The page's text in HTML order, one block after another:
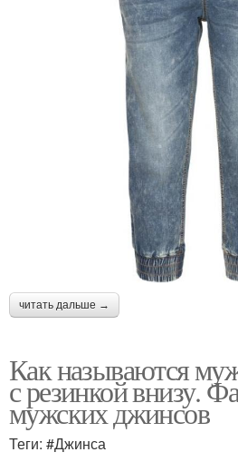
читать дальше →
Как называются
с резинкой внизу.
мужских джинсов
Теги: #Джинса